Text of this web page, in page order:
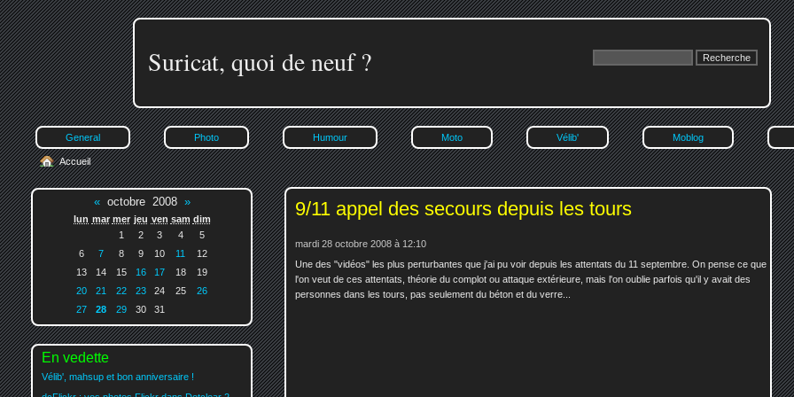
Suricat, quoi de neuf ?
General Photo Humour Moto Vélib' Moblog
9/11 appel des secours depuis les tours
mardi 28 octobre 2008 à 12:10
Une des "vidéos" les plus perturbantes que j'ai pu voir depuis les attentats du 11 septembre. On pense ce que
l'on veut de ces attentats, théorie du complot ou attaque extérieure, mais l'on oublie parfois qu'il y avait des
personnes dans les tours, pas seulement du béton et du verre...
Accueil
«octobre 2008 »
lun mar mer jeu ven sam dim
1
2 3 4
5
6
7 8 9 10 11
12
13
14 15 16 17 18
19
20
21 22 23 24 25
26
27
28 29 30 31
En vedette
Vélib', mahsup et bon anniversaire !